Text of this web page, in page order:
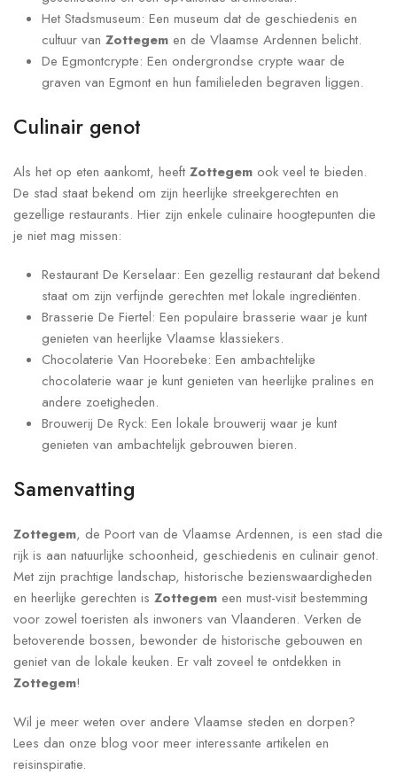
Het Stadsmuseum: Een museum dat de geschiedenis en
cultuur van Zottegem en de Vlaamse Ardennen belicht.
De Egmontcrypte: Een ondergrondse crypte waar de
graven van Egmont en hun familieleden begraven liggen.
Culinair genot
Als het op eten aankomt, heeft Zottegem ook veel te bieden.
De stad staat bekend om zijn heerlijke streekgerechten en
gezellige restaurants. Hier zijn enkele culinaire hoogtepunten die
je niet mag missen:
Restaurant De Kerselaar: Een gezellig restaurant dat bekend
staat om zijn verfijnde gerechten met lokale ingrediënten.
Brasserie De Fiertel: Een populaire brasserie waar je kunt
genieten van heerlijke Vlaamse klassiekers.
Chocolaterie Van Hoorebeke: Een ambachtelijke
chocolaterie waar je kunt genieten van heerlijke pralines en
andere zoetigheden.
Brouwerij De Ryck: Een lokale brouwerij waar je kunt
genieten van ambachtelijk gebrouwen bieren.
Samenvatting
Zottegem, de Poort van de Vlaamse Ardennen, is een stad die
rijk is aan natuurlijke schoonheid, geschiedenis en culinair genot.
Met zijn prachtige landschap, historische bezienswaardigheden
en heerlijke gerechten is Zottegem een must-visit bestemming
voor zowel toeristen als inwoners van Vlaanderen. Verken de
betoverende bossen, bewonder de historische gebouwen en
geniet van de lokale keuken. Er valt zoveel te ontdekken in
Zottegem!
Wil je meer weten over andere Vlaamse steden en dorpen?
Lees dan onze blog voor meer interessante artikelen en
reisinspiratie.